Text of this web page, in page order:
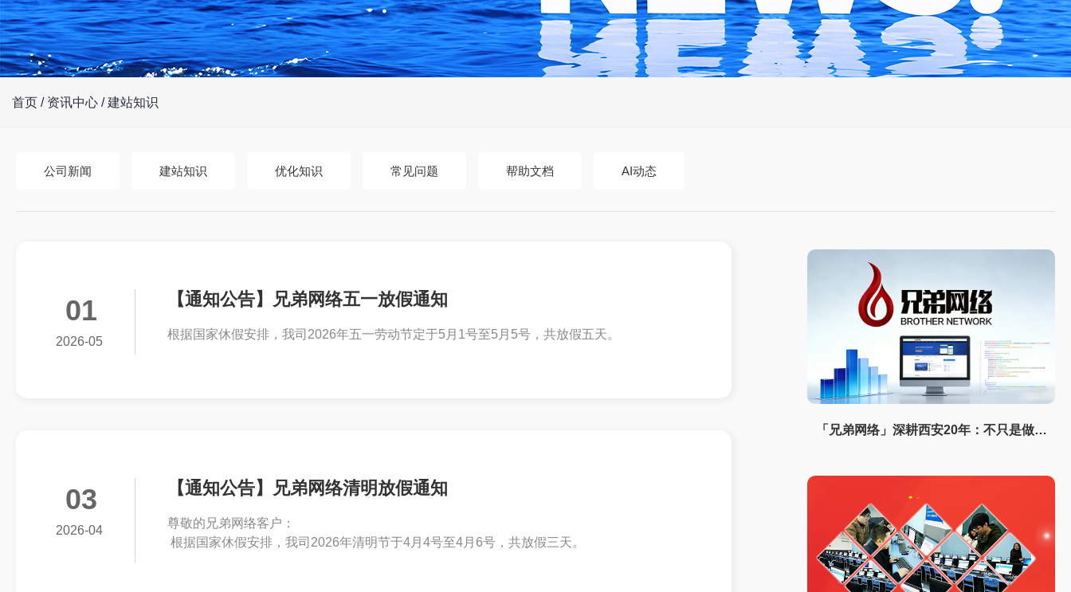
首页 / 资讯中心 /建站知识
公司新闻 建站知识 优化知识 常见问题 帮助文档 AI动态
01
2026-05
【通知公告】兄弟网络五一放假通知
根据国家休假安排，我司2026年五一劳动节定于5月1号至5月5号，共放假五天。
03
2026-04
【通知公告】兄弟网络清明放假通知
尊敬的兄弟网络客户：
根据国家休假安排，我司2026年清明节于4月4号至4月6号，共放假三天。
「兄弟网络」深耕西安20年：不只是做网